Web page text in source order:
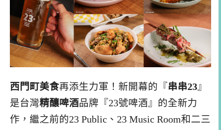
西門町美食再添生力軍！新開幕的『 串串23』
是台灣精釀啤酒品牌『23號啤酒』的全新力
作，繼之前的23 Public、23 Music Room和二三